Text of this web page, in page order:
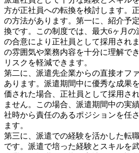
方が正社員への転換を検討します。
の方法があります。第一に、紹介予
換です。この制度では、最大6ヶ月
の合意により正社員として採用され
の雰囲気や業務内容を十分に理解で
リスクを軽減できます。
第二に、派遣先企業からの直接オフ
あります。派遣期間中に優秀な成果
価された場合、正社員として採用さ
ません。この場合、派遣期間中の実
社時から責任のあるポジションを任
ます。
第三に、派遣での経験を活かした転
です。派遣で培った経験とスキルを